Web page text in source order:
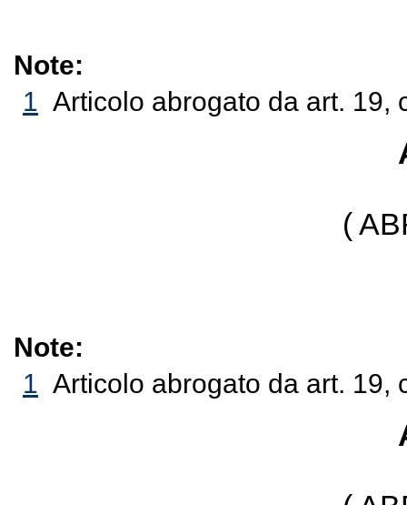
Note:
1 Articolo abrogato da art. 19,
(
Note:
1 Articolo abrogato da art. 19,